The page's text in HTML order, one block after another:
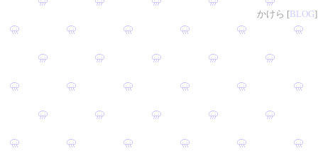
かけら [BLOG